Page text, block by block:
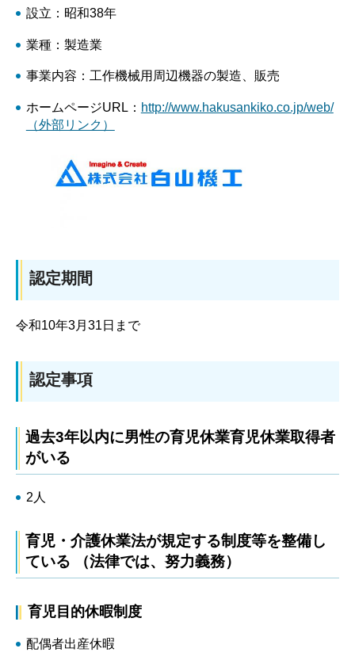
設立：昭和38年
業種：製造業
事業内容：工作機械用周辺機器の製造、販売
ホームページURL： http://www.hakusankiko.co.jp/web/
（外部リンク）
認定期間
令和10年3月31日まで
認定事項
過去3年以内に男性の育児休業育児休業取得者
がいる
2人
育児・介護休業法が規定する制度等を整備し
ている （法律では、努力義務）
育児目的休暇制度
配偶者出産休暇